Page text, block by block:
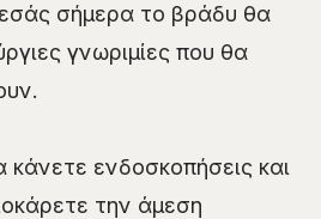
σήμερα το βράδυ θα
γνωριμίες που θα
κάνετε ενδοσκοπήσεις και
την άμεση